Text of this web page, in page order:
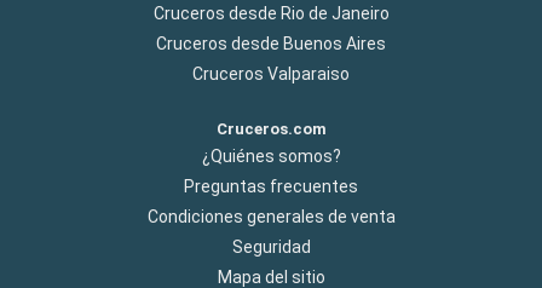
Cruceros desde Rio de Janeiro
Cruceros desde Buenos Aires
Cruceros Valparaiso
Cruceros.com
¿Quiénes somos?
Preguntas frecuentes
Condiciones generales de venta
Seguridad
Mapa del sitio